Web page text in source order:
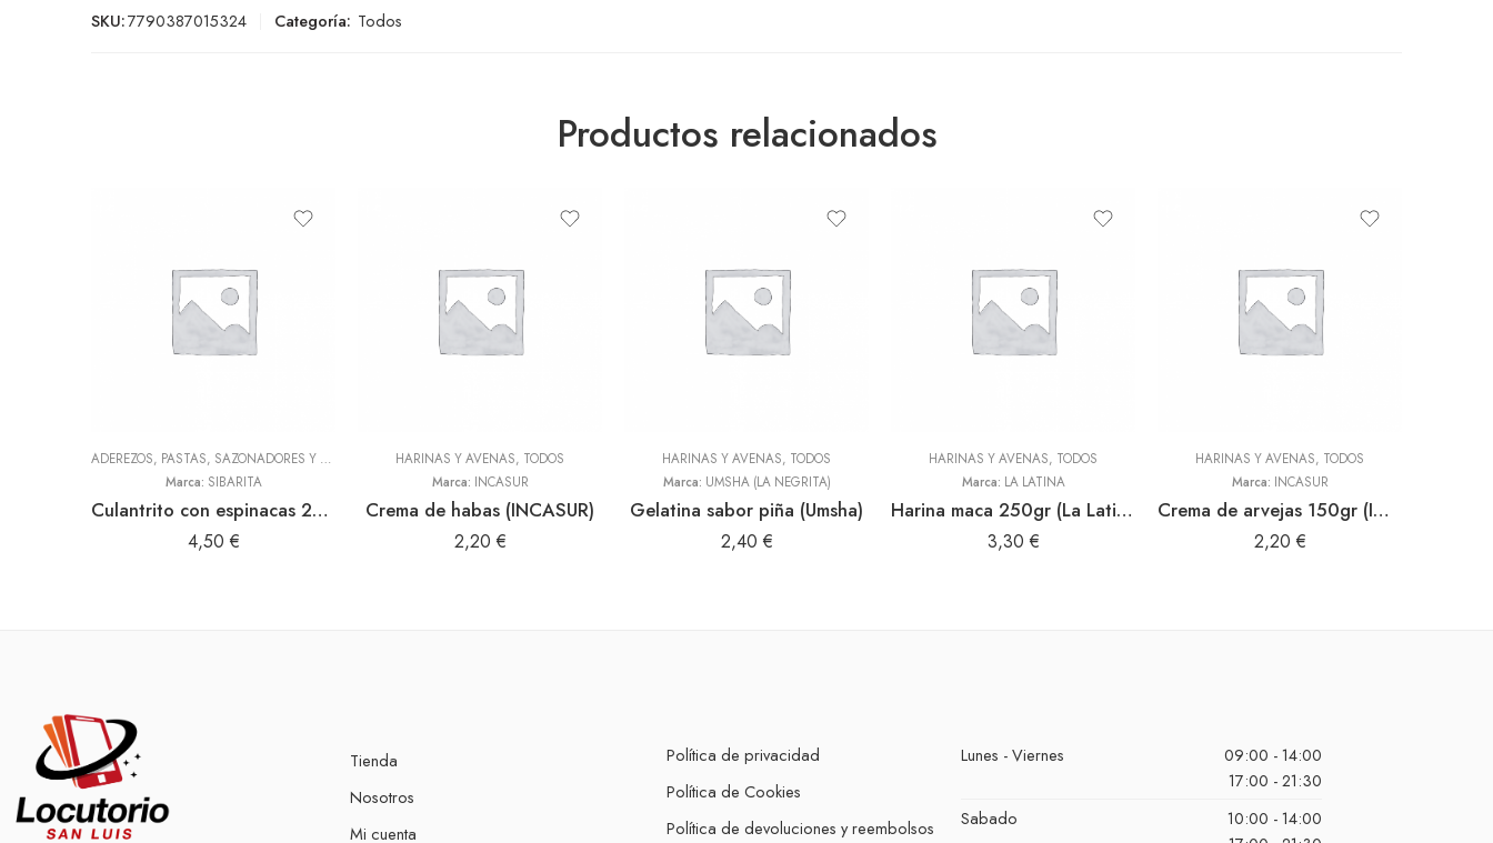
SKU:7790387015324 Categoría: Todos
Productos relacionados
ADEREZOS, PASTAS, SAZONADORES Y CONDIMENTOS ,TODOS
Marca: SIBARITA
Culantrito con espinacas 250gr Doy Pack (Sibarita)
4,50 €
HARINAS Y AVENAS, TODOS
Marca: INCASUR
Crema de habas (INCASUR)
2,20 €
HARINAS Y AVENAS, TODOS
Marca: UMSHA (LA NEGRITA)
Gelatina sabor piña (Umsha)
2,40 €
HARINAS Y AVENAS, TODOS
Marca: LA LATINA
Harina maca 250gr (La Latina)
3,30 €
HARINAS Y AVENAS, TODOS
Marca: INCASUR
Crema de arvejas 150gr (INCASUR)
2,20 €
Tienda
Nosotros
Mi cuenta
Política de privacidad
Política de Cookies
Política de devoluciones y reembolsos
Lunes - Viernes
09:00 - 14:00
17:00 - 21:30
Sabado
10:00 - 14:00